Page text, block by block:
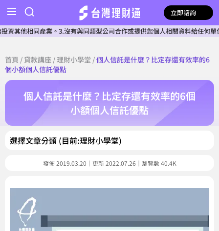
立即諮詢
業。3.沒有與同類型公司合作或提供您個人相關資料給任何單位。4.本
首頁 / 貸款講座 /理財小學堂 /個人信託是什麼？比定存還有效率的6
個小額個人信託優點
個人信託是什麼？比定存還有效率的6個
小額個人信託優點
選擇文章分類 (目前:理財小學堂)
發佈 2019.03.20｜更新 2022.07.26｜瀏覽數 40.4K